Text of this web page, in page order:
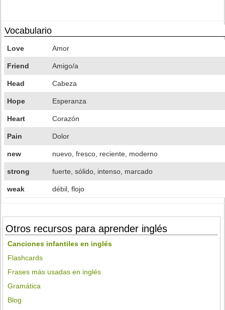
Vocabulario
Love Amor
Friend Amigo/a
Head Cabeza
Hope Esperanza
Heart Corazón
Pain Dolor
new nuevo, fresco, reciente, moderno
strong fuerte, sólido, intenso, marcado
weak débil, flojo
Otros recursos para aprender inglés
Canciones infantiles en inglés
Flashcards
Frases más usadas en inglés
Gramática
Blog